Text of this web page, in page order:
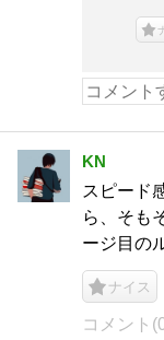
KN
スピード
ら、そも
ージ目の
ナイス
コメント